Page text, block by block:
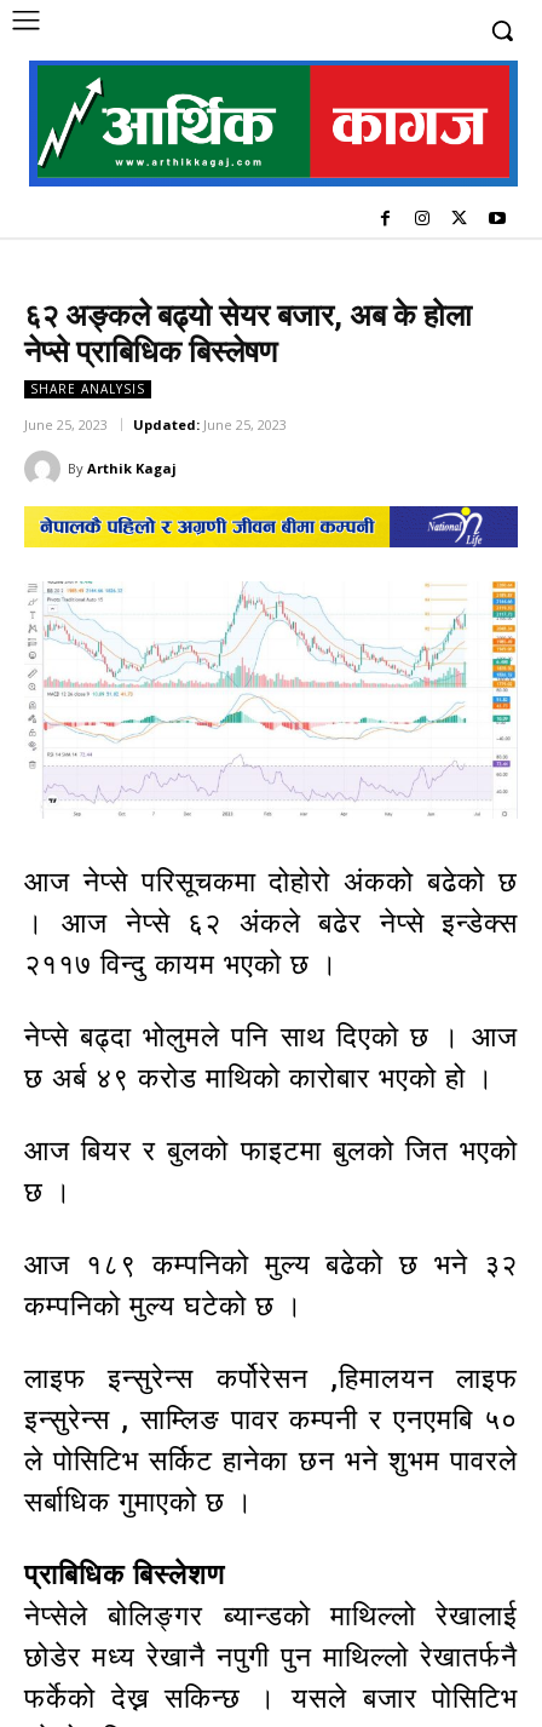
६२ अङ्कले बढ्यो सेयर बजार, अब के होला
नेप्से प्राबिधिक बिस्लेषण
SHARE ANALYSIS
June 25, 2023 Updated: June 25, 2023
By Arthik Kagaj
आज नेप्से परिसूचकमा दोहोरो अंकको बढेको छ
। आज नेप्से ६२ अंकले बढेर नेप्से इन्डेक्स
२११७ विन्दु कायम भएको छ ।
नेप्से बढ्दा भोलुमले पनि साथ दिएको छ । आज
छ अर्ब ४९ करोड माथिको कारोबार भएको हो ।
आज बियर र बुलको फाइटमा बुलको जित भएको
छ ।
आज १८९ कम्पनिको मुल्य बढेको छ भने ३२
कम्पनिको मुल्य घटेको छ ।
लाइफ इन्सुरेन्स कर्पोरेसन ,हिमालयन लाइफ
इन्सुरेन्स , साम्लिङ पावर कम्पनी र एनएमबि ५०
ले पोसिटिभ सर्किट हानेका छन भने शुभम पावरले
सर्बाधिक गुमाएको छ ।
प्राबिधिक बिस्लेशण
नेप्सेले बोलिङ्गर ब्यान्डको माथिल्लो रेखालाई
छोडेर मध्य रेखानै नपुगी पुन माथिल्लो रेखातर्फनै
फर्केको देख्न सकिन्छ । यसले बजार पोसिटिभ